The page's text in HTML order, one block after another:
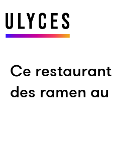
Ce
des ramen